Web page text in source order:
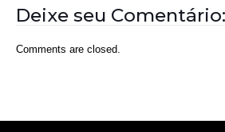
Deixe seu Comentário:
Comments are closed.